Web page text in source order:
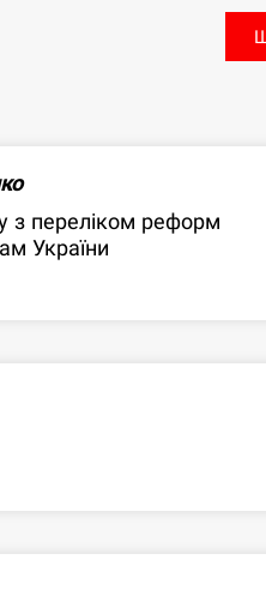
з переліком реформ
України